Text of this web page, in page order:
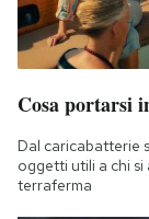
Cosa portarsi
Dal caricabatterie
oggetti utili a chi
terraferma